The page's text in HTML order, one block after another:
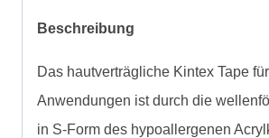
Beschreibung
Das hautverträgliche Kintex Tape
Anwendungen ist durch die
in S-Form des hypoallergenen